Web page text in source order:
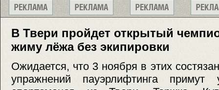
В Твери пройдет открытый
жиму лёжа без экипировки
Ожидается, что 3 ноября в этих
упражнений пауэрлифтинга примут